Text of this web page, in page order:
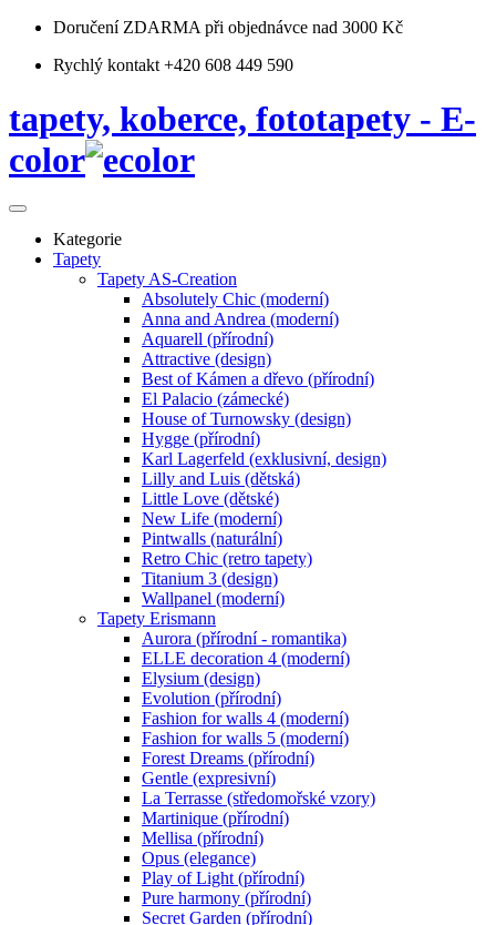
Doručení ZDARMA při objednávce nad 3000 Kč
Rychlý kontakt +420 608 449 590
tapety, koberce, fototapety - E-
color
Kategorie
Tapety
Tapety AS-Creation
Absolutely Chic (moderní)
Anna and Andrea (moderní)
Aquarell (přírodní)
Attractive (design)
Best of Kámen a dřevo (přírodní)
El Palacio (zámecké)
House of Turnowsky (design)
Hygge (přírodní)
Karl Lagerfeld (exklusivní, design)
Lilly and Luis (dětská)
Little Love (dětské)
New Life (moderní)
Pintwalls (naturální)
Retro Chic (retro tapety)
Titanium 3 (design)
Wallpanel (moderní)
Tapety Erismann
Aurora (přírodní - romantika)
ELLE decoration 4 (moderní)
Elysium (design)
Evolution (přírodní)
Fashion for walls 4 (moderní)
Fashion for walls 5 (moderní)
Forest Dreams (přírodní)
Gentle (expresivní)
La Terrasse (středomořské vzory)
Martinique (přírodní)
Mellisa (přírodní)
Opus (elegance)
Play of Light (přírodní)
Pure harmony (přírodní)
Secret Garden (přírodní)